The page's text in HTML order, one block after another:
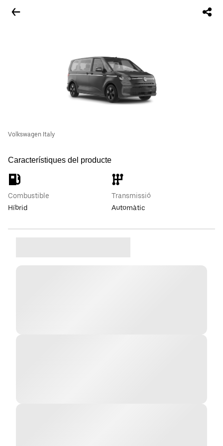
Volkswagen Italy
Característiques del producte
Combustible
Híbrid
Transmissió
Automàtic